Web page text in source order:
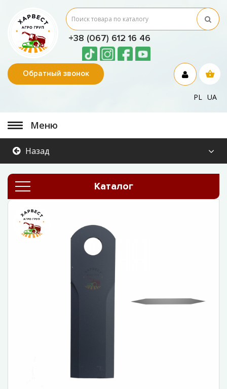
+38 (067) 612 16 46
Обратный звонок
PL UA
Меню
Назад
Каталог